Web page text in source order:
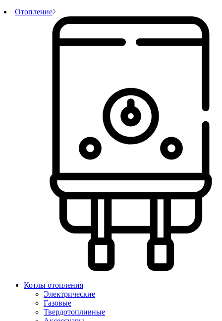
Отопление
Котлы отопления
Электрические
Газовые
Твердотопливные